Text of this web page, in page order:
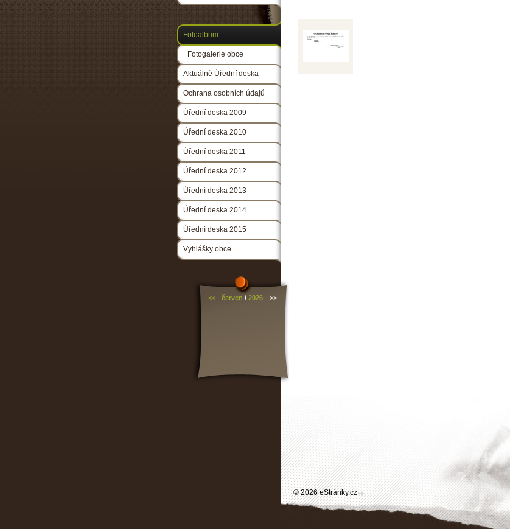
Fotoalbum
_Fotogalerie obce
Aktuálně Úřední deska
Ochrana osobních údajů
Úřední deska 2009
Úřední deska 2010
Úřední deska 2011
Úřední deska 2012
Úřední deska 2013
Úřední deska 2014
Úřední deska 2015
Vyhlášky obce
<< červen / 2026 >>
© 2026 eStránky.cz